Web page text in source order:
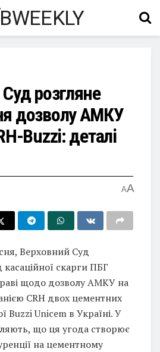
розгляне
дозволу АМКУ
Buzzi: деталі
AA
Верховний Суд
скарги ПБГ
щодо дозволу АМКУ на
CRH двох цементних
Buzzi Unicem в Україні. У
що ця угода створює
на цементному